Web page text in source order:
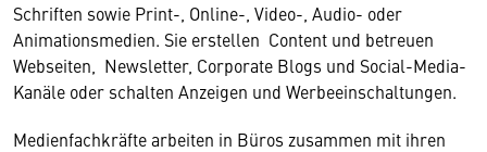
Schriften sowie Print-, Online-, Video-, Audio- oder
Animationsmedien. Sie erstellen Content und betreuen
Webseiten, Newsletter, Corporate Blogs und Social-Media-
Kanäle oder schalten Anzeigen und Werbeeinschaltungen.
Medienfachkräfte arbeiten in Büros zusammen mit ihren